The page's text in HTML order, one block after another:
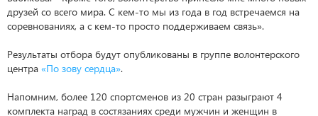
друзей со всего мира. С кем-то мы из года в год встречаемся на
соревнованиях, а с кем-то просто поддерживаем связь».
Результаты отбора будут опубликованы в группе волонтерского
центра «По зову сердца».
Напомним, более 120 спортсменов из 20 стран разыграют 4
комплекта наград в состязаниях среди мужчин и женщин в